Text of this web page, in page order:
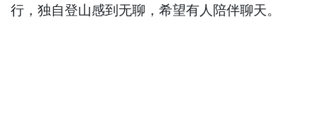
行，独自登山感到无聊，希望有人陪伴聊天。